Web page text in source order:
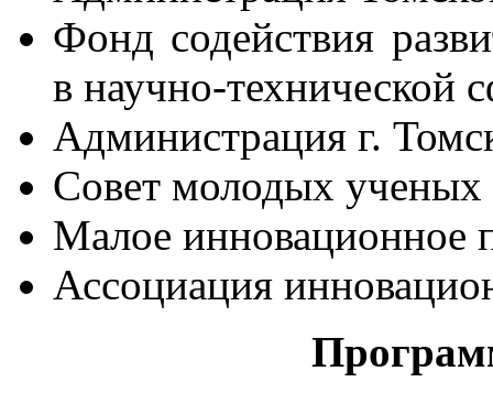
Фонд содействия
в научно-технической
Администрация г.
Совет молодых ученых
Малое инновационное
Ассоциация